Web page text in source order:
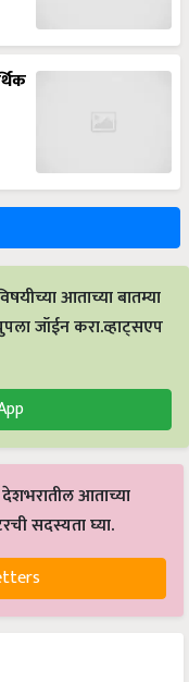
आताच्या बातम्या
जॉईन करा.व्हाट्सएप
आताच्या
सदस्यता घ्या.